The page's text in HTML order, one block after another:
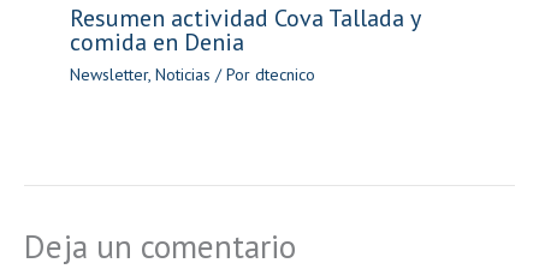
Resumen actividad Cova Tallada y
comida en Denia
Newsletter, Noticias / Por dtecnico
Deja un comentario